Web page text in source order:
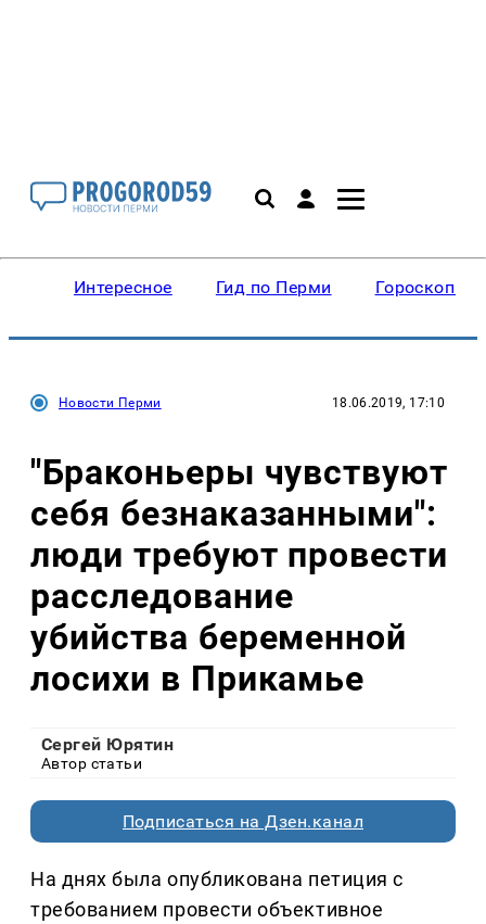
Интересное Гид по Перми Гороскопы
Новости Перми 18.06.2019, 17:10
"Браконьеры чувствуют
себя безнаказанными":
люди требуют провести
расследование
убийства беременной
лосихи в Прикамье
Сергей Юрятин
Автор статьи
Подписаться на Дзен.канал
На днях была опубликована петиция с
требованием провести объективное